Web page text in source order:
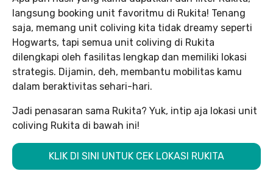
langsung booking unit favoritmu di Rukita! Tenang
saja, memang unit coliving kita tidak dreamy seperti
Hogwarts, tapi semua unit coliving di Rukita
dilengkapi oleh fasilitas lengkap dan memiliki lokasi
strategis. Dijamin, deh, membantu mobilitas kamu
dalam beraktivitas sehari-hari.
Jadi penasaran sama Rukita? Yuk, intip aja lokasi unit
coliving Rukita di bawah ini!
KLIK DI SINI UNTUK CEK LOKASI RUKITA